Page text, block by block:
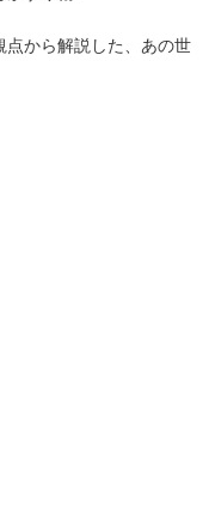
点から解説した、あの世